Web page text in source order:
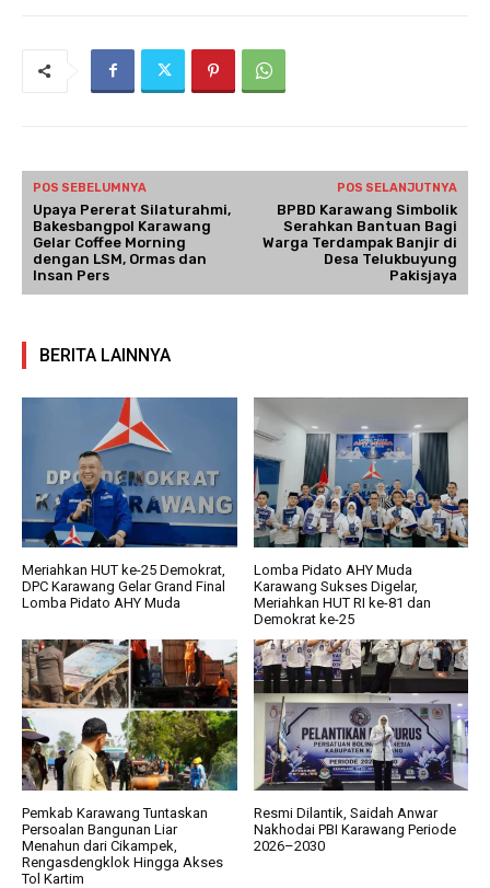
POS SEBELUMNYA
Upaya Pererat Silaturahmi,
Bakesbangpol Karawang
Gelar Coffee Morning
dengan LSM, Ormas dan
Insan Pers
POS SELANJUTNYA
BPBD Karawang Simbolik
Serahkan Bantuan Bagi
Warga Terdampak Banjir di
Desa Telukbuyung
Pakisjaya
BERITA LAINNYA
Meriahkan HUT ke-25 Demokrat,
DPC Karawang Gelar Grand Final
Lomba Pidato AHY Muda
Lomba Pidato AHY Muda
Karawang Sukses Digelar,
Meriahkan HUT RI ke-81 dan
Demokrat ke-25
Pemkab Karawang Tuntaskan
Persoalan Bangunan Liar
Menahun dari Cikampek,
Rengasdengklok Hingga Akses
Tol Kartim
Resmi Dilantik, Saidah Anwar
Nakhodai PBI Karawang Periode
2026–2030